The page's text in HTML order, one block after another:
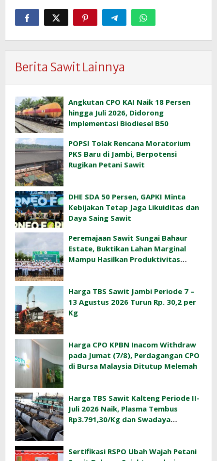
Berita Sawit Lainnya
Angkutan CPO KAI Naik 18 Persen
hingga Juli 2026, Didorong
Implementasi Biodiesel B50
POPSI Tolak Rencana Moratorium
PKS Baru di Jambi, Berpotensi
Rugikan Petani Sawit
DHE SDA 50 Persen, GAPKI Minta
Kebijakan Tetap Jaga Likuiditas dan
Daya Saing Sawit
Peremajaan Sawit Sungai Bahaur
Estate, Buktikan Lahan Marginal
Mampu Hasilkan Produktivitas
Harga TBS Sawit Jambi Periode 7 –
13 Agustus 2026 Turun Rp. 30,2 per
Kg
Harga CPO KPBN Inacom Withdraw
pada Jumat (7/8), Perdagangan CPO
di Bursa Malaysia Ditutup Melemah
Harga TBS Sawit Kalteng Periode II-
Juli 2026 Naik, Plasma Tembus
Rp3.791,30/Kg dan Swadaya
Sertifikasi RSPO Ubah Wajah Petani